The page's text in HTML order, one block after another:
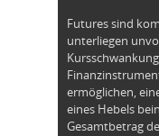
Futures sind
unterliegen
ermöglichen,
eines Hebels
Gesamtbetrag